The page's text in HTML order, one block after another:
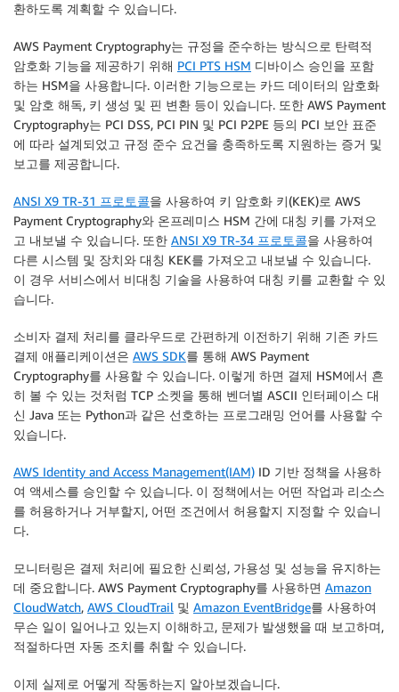
환하도록 계획할 수 있습니다.
AWS Payment Cryptography는 규정을 준수하는 방식으로 탄력적
암호화 기능을 제공하기 위해 PCI PTS HSM 디바이스 승인을 포함
하는 HSM을 사용합니다. 이러한 기능으로는 카드 데이터의 암호화
및 암호 해독, 키 생성 및 핀 변환 등이 있습니다. 또한 AWS Payment
Cryptography는 PCI DSS, PCI PIN 및 PCI P2PE 등의 PCI 보안 표준
에 따라 설계되었고 규정 준수 요건을 충족하도록 지원하는 증거 및
보고를 제공합니다.
ANSI X9 TR-31 프로토콜을 사용하여 키 암호화 키(KEK)로 AWS
Payment Cryptography와 온프레미스 HSM 간에 대칭 키를 가져오
고 내보낼 수 있습니다. 또한 ANSI X9 TR-34 프로토콜을 사용하여
다른 시스템 및 장치와 대칭 KEK를 가져오고 내보낼 수 있습니다.
이 경우 서비스에서 비대칭 기술을 사용하여 대칭 키를 교환할 수 있
습니다.
소비자 결제 처리를 클라우드로 간편하게 이전하기 위해 기존 카드
결제 애플리케이션은 AWS SDK를 통해 AWS Payment
Cryptography를 사용할 수 있습니다. 이렇게 하면 결제 HSM에서 흔
히 볼 수 있는 것처럼 TCP 소켓을 통해 벤더별 ASCII 인터페이스 대
신 Java 또는 Python과 같은 선호하는 프로그래밍 언어를 사용할 수
있습니다.
AWS Identity and Access Management(IAM) ID 기반 정책을 사용하
여 액세스를 승인할 수 있습니다. 이 정책에서는 어떤 작업과 리소스
를 허용하거나 거부할지, 어떤 조건에서 허용할지 지정할 수 있습니
다.
모니터링은 결제 처리에 필요한 신뢰성, 가용성 및 성능을 유지하는
데 중요합니다. AWS Payment Cryptography를 사용하면 Amazon
CloudWatch, AWS CloudTrail 및 Amazon EventBridge를 사용하여
무슨 일이 일어나고 있는지 이해하고, 문제가 발생했을 때 보고하며,
적절하다면 자동 조치를 취할 수 있습니다.
이제 실제로 어떻게 작동하는지 알아보겠습니다.